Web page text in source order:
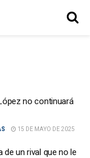
no continuará
15 DE MAYO DE 2025
de un rival que no le